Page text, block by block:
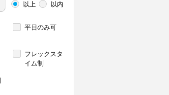
以上 以内
平日のみ可
フレックスタ
イム制